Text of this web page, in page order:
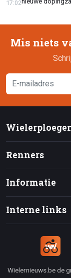
17:02
Mis niets
Renners
Informatie
Interne links
Wielernieuws.be de